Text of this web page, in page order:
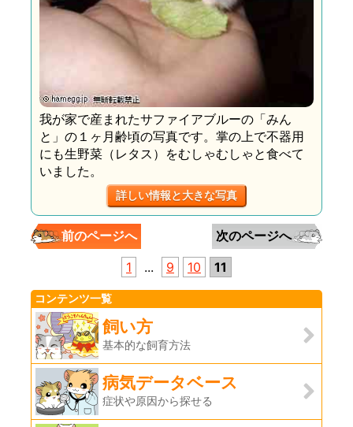
我が家で産まれたサファイアブルーの「みん
と」の１ヶ月齢頃の写真です。掌の上で不器用
にも生野菜（レタス）をむしゃむしゃと食べて
いました。
詳しい情報と大きな写真
前のページへ
次のページへ
1
... 9 10 11
コンテンツ一覧
飼い方
基本的な飼育方法
病気データベース
症状や原因から探せる